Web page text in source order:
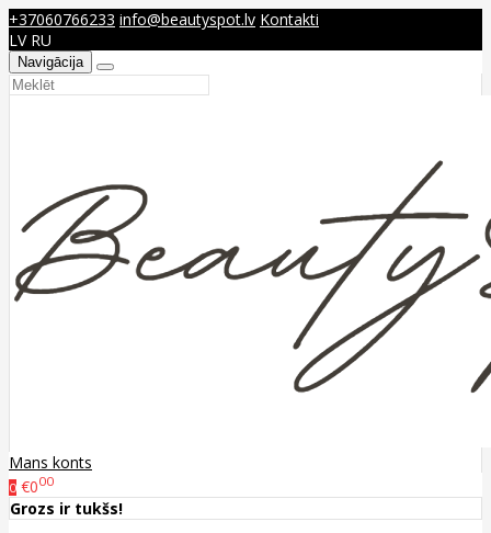
+37060766233 info@beautyspot.lv Kontakti
LV RU
Navigācija
Mans konts
0 €000
Grozs ir tukšs!